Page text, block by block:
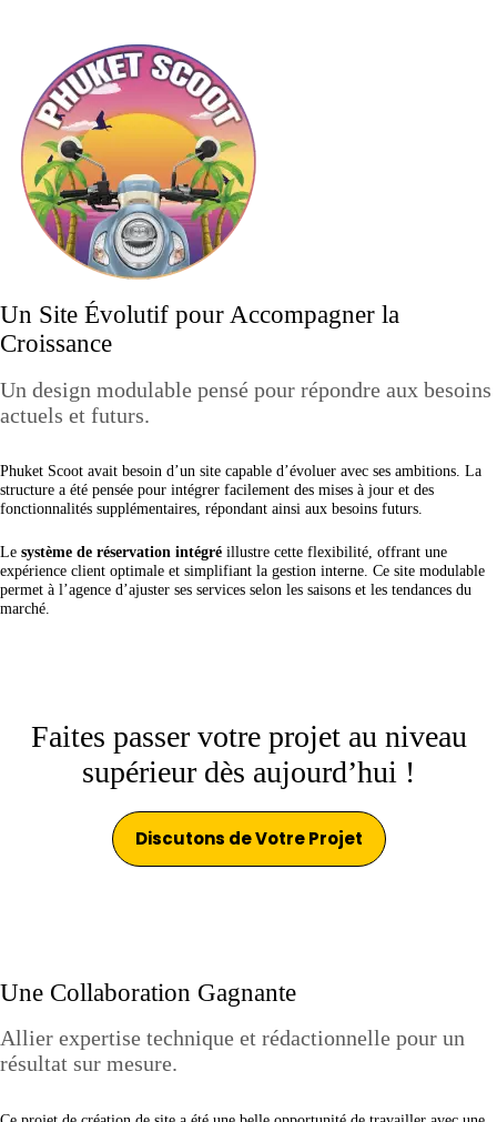
Un Site Évolutif pour Accompagner la
Croissance
Un design modulable pensé pour répondre aux besoins
actuels et futurs.
Phuket Scoot avait besoin d’un site capable d’évoluer avec ses ambitions. La
structure a été pensée pour intégrer facilement des mises à jour et des
fonctionnalités supplémentaires, répondant ainsi aux besoins futurs.
Le système de réservation intégré illustre cette flexibilité, offrant une
expérience client optimale et simplifiant la gestion interne. Ce site modulable
permet à l’agence d’ajuster ses services selon les saisons et les tendances du
marché.
Faites passer votre projet au niveau
supérieur dès aujourd’hui !
Discutons de Votre Projet
Une Collaboration Gagnante
Allier expertise technique et rédactionnelle pour un
résultat sur mesure.